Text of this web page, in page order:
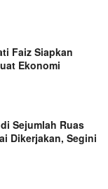
Faiz Siapkan
Ekonomi
Sejumlah Ruas
Dikerjakan, Segini